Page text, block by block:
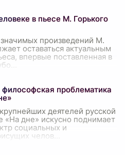
в пьесе М. Горького
произведений М.
оставаться актуальным
впервые поставленная в
проблематика
деятелей русской
«На дне» искусно поднимает
социальных и
челов